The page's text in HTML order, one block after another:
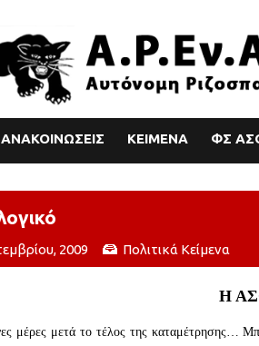
ΑΝΑΚΟΙΝΩΣΕΙΣ ΚΕΙΜΕΝΑ ΦΣ
2009 Πολιτικά Κείμενα
μέρες μετά το τέλος της καταμέτρησης…